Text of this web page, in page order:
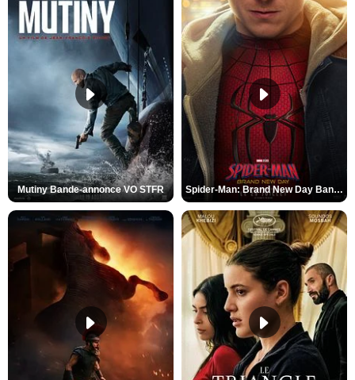
Mutiny Bande-annonce VO STFR Spider-Man: Brand New Day Bande-annonce VO STFR